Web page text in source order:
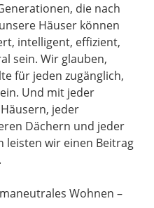
die nach
Häuser können
intelligent, effizient,
sein. Wir glauben,
für jeden zugänglich,
Und mit jeder
jeder
Dächern und jeder
leisten wir einen Beitrag
Wohnen –